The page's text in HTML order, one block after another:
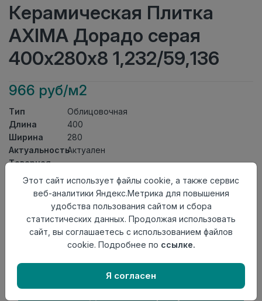
Керамическая Плитка
AXIMA Дорадо серая
400х280х8 1,232/59,136
966 руб/м2
Тип
Облицовочная
Длина
400
Ширина
280
АктуальностьАктуален
Товарная
группа
Толщина
матовая
происхождения
Россия
Книга с коллекциями
Этот сайт использует файлы cookie, а также сервис
веб-аналитики Яндекс.Метрика для повышения
удобства пользования сайтом и сбора
статистических данных. Продолжая использовать
сайт, вы соглашаетесь с использованием файлов
cookie. Подробнее по ссылке.
Я согласен